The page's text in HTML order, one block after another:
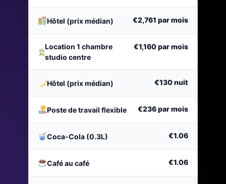
Hôtel (prix médian) €2,761 par mois
Location 1 chambre
studio centre
€1,160par mois
Hôtel (prix médian) €130nuit
Poste de travail flexible €236par mois
Coca-Cola (0.3L) €1.06
Café au café €1.06